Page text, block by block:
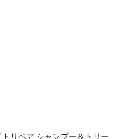
トリペア シャンプー＆トリー